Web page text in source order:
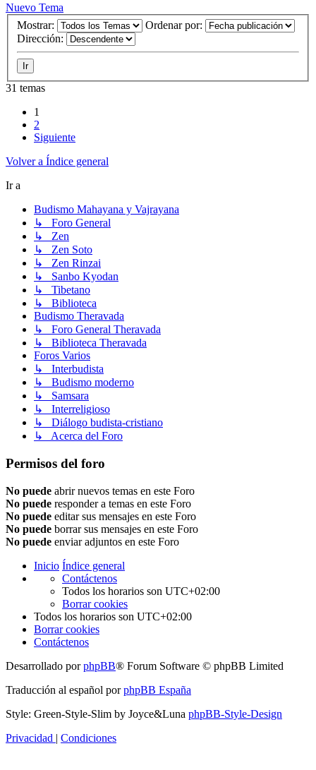
Nuevo Tema
Mostrar:
Ordenar por:
Dirección:
31 temas
1
2
Siguiente
Volver a Índice general
Ir a
Budismo Mahayana y Vajrayana
↳ Foro General
↳ Zen
↳ Zen Soto
↳ Zen Rinzai
↳ Sanbo Kyodan
↳ Tibetano
↳ Biblioteca
Budismo Theravada
↳ Foro General Theravada
↳ Biblioteca Theravada
Foros Varios
↳ Interbudista
↳ Budismo moderno
↳ Samsara
↳ Interreligioso
↳ Diálogo budista-cristiano
↳ Acerca del Foro
Permisos del foro
No puede abrir nuevos temas en este Foro
No puede responder a temas en este Foro
No puede editar sus mensajes en este Foro
No puede borrar sus mensajes en este Foro
No puede enviar adjuntos en este Foro
Inicio Índice general
Contáctenos
Todos los horarios son UTC+02:00
Borrar cookies
Todos los horarios son UTC+02:00
Borrar cookies
Contáctenos
Desarrollado porphpBB® Forum Software © phpBB Limited
Traducción al español porphpBB España
Style: Green-Style-Slim by Joyce&Luna phpBB-Style-Design
Privacidad | Condiciones